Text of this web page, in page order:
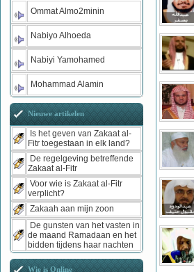
Ommat Almo2minin
Nabiyo Alhoeda
Nabiyi Yamohamed
Mohammad Alamin
Nieuwe artikelen
Is het geven van Zakaat al-
Fitr toegestaan in elk land?
De regelgeving betreffende
Zakaat al-Fitr
Voor wie is Zakaat al-Fitr
verplicht?
Zakaah aan mijn zoon
De gunsten van het vasten in
de maand Ramadaan en het
bidden tijdens haar nachten
Wie is Online